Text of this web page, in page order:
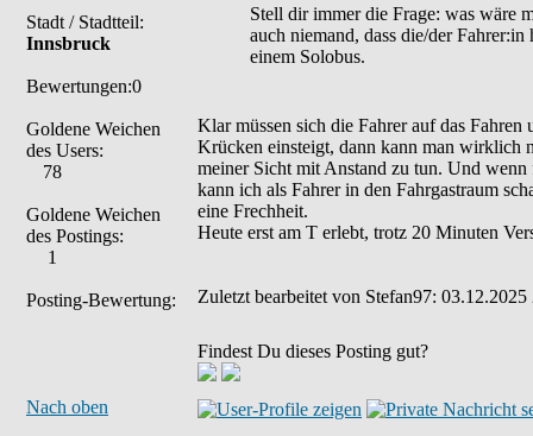
Stadt / Stadtteil:
Innsbruck
Bewertungen:0
Goldene Weichen
des Users:
78
Goldene Weichen
des Postings:
1
Posting-Bewertung:
Stell dir immer die Frage: was wäre
auch niemand, dass die/der
einem Solobus.
Klar müssen sich die Fahrer auf das
Krücken einsteigt, dann kann man wirklich
meiner Sicht mit Anstand zu tun. Und
kann ich als Fahrer in den Fahrgastraum
eine Frechheit.
Heute erst am T erlebt, trotz 20 Minuten
Zuletzt bearbeitet von Stefan97:
Findest Du dieses Posting gut?
Nach oben